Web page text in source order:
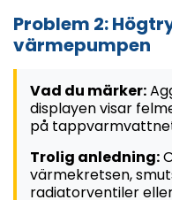
Problem 2:
värmepumpen
Vad du märker:
displayen visar
på
Trolig anledning:
värmekretsen,
radiatorventiler